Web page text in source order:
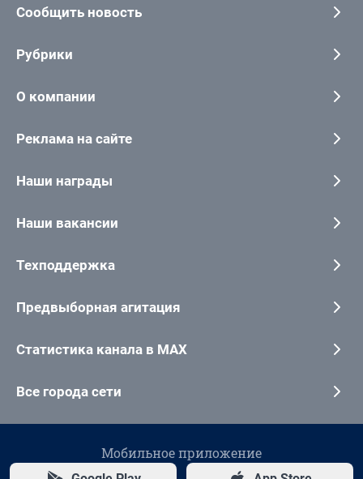
Сообщить новость
Рубрики
О компании
Реклама на сайте
Наши награды
Наши вакансии
Техподдержка
Предвыборная агитация
Статистика канала в MAX
Все города сети
Мобильное приложение